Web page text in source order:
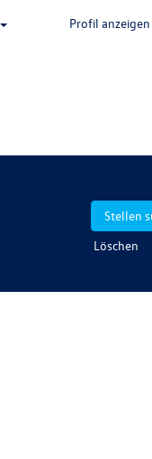
Profil anzeigen
Löschen